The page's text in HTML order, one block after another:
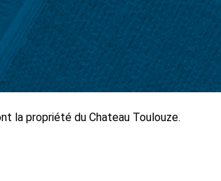
la propriété du Chateau Toulouze.